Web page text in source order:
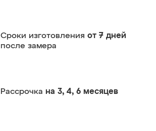
Сроки изготовления от 7 дней
после замера
Рассрочка на 3, 4, 6 месяцев